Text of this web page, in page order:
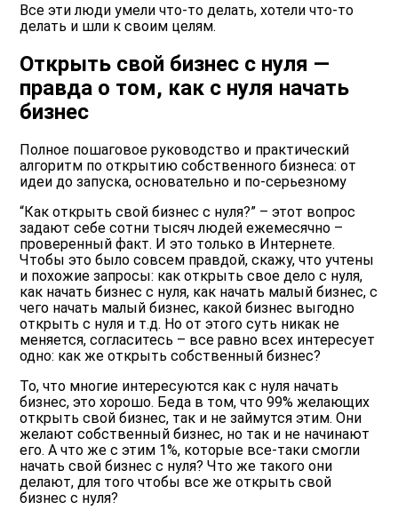
Все эти люди умели что-то делать, хотели что-то
делать и шли к своим целям.
Открыть свой бизнес с нуля —
правда о том, как с нуля начать
бизнес
Полное пошаговое руководство и практический
алгоритм по открытию собственного бизнеса: от
идеи до запуска, основательно и по-серьезному
“Как открыть свой бизнес с нуля?” – этот вопрос
задают себе сотни тысяч людей ежемесячно –
проверенный факт. И это только в Интернете.
Чтобы это было совсем правдой, скажу, что учтены
и похожие запросы: как открыть свое дело с нуля,
как начать бизнес с нуля, как начать малый бизнес, с
чего начать малый бизнес, какой бизнес выгодно
открыть с нуля и т.д. Но от этого суть никак не
меняется, согласитесь – все равно всех интересует
одно: как же открыть собственный бизнес?
То, что многие интересуются как с нуля начать
бизнес, это хорошо. Беда в том, что 99% желающих
открыть свой бизнес, так и не займутся этим. Они
желают собственный бизнес, но так и не начинают
его. А что же с этим 1%, которые все-таки смогли
начать свой бизнес с нуля? Что же такого они
делают, для того чтобы все же открыть свой
бизнес с нуля?